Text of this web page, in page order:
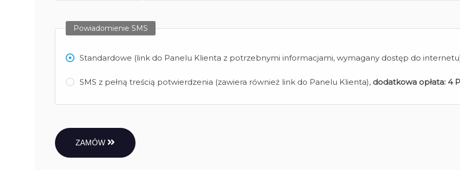
Powiadomienie SMS
Standardowe (link do Panelu Klienta z potrzebnymi informacjami, wymagany dostęp do
SMS z pełną treścią potwierdzenia (zawiera również link do Panelu Klienta), dodatkowa opłata: 4
ZAMÓW